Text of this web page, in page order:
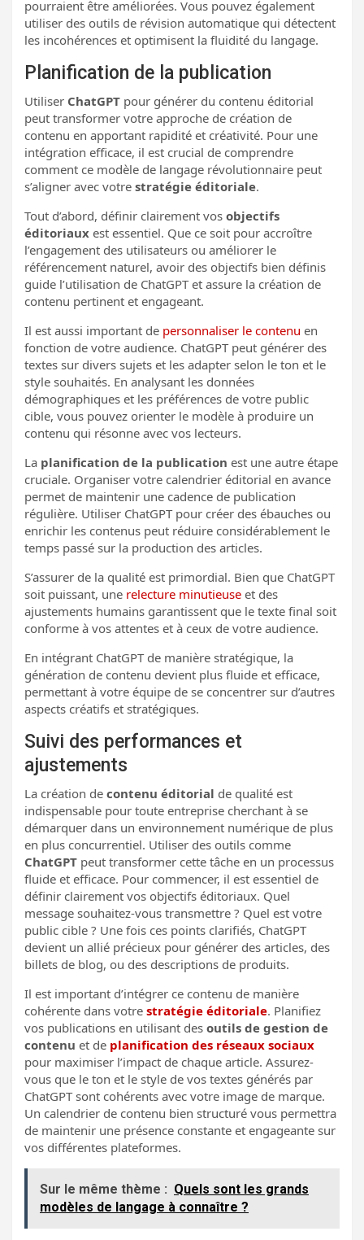
pourraient être améliorées. Vous pouvez également
utiliser des outils de révision automatique qui détectent
les incohérences et optimisent la fluidité du langage.
Planification de la publication
Utiliser ChatGPT pour générer du contenu éditorial
peut transformer votre approche de création de
contenu en apportant rapidité et créativité. Pour une
intégration efficace, il est crucial de comprendre
comment ce modèle de langage révolutionnaire peut
s’aligner avec votre stratégie éditoriale.
Tout d’abord, définir clairement vos objectifs
éditoriaux est essentiel. Que ce soit pour accroître
l’engagement des utilisateurs ou améliorer le
référencement naturel, avoir des objectifs bien définis
guide l’utilisation de ChatGPT et assure la création de
contenu pertinent et engageant.
Il est aussi important de personnaliser le contenu en
fonction de votre audience. ChatGPT peut générer des
textes sur divers sujets et les adapter selon le ton et le
style souhaités. En analysant les données
démographiques et les préférences de votre public
cible, vous pouvez orienter le modèle à produire un
contenu qui résonne avec vos lecteurs.
La planification de la publication est une autre étape
cruciale. Organiser votre calendrier éditorial en avance
permet de maintenir une cadence de publication
régulière. Utiliser ChatGPT pour créer des ébauches ou
enrichir les contenus peut réduire considérablement le
temps passé sur la production des articles.
S’assurer de la qualité est primordial. Bien que ChatGPT
soit puissant, une relecture minutieuse et des
ajustements humains garantissent que le texte final soit
conforme à vos attentes et à ceux de votre audience.
En intégrant ChatGPT de manière stratégique, la
génération de contenu devient plus fluide et efficace,
permettant à votre équipe de se concentrer sur d’autres
aspects créatifs et stratégiques.
Suivi des performances et
ajustements
La création de contenu éditorial de qualité est
indispensable pour toute entreprise cherchant à se
démarquer dans un environnement numérique de plus
en plus concurrentiel. Utiliser des outils comme
ChatGPT peut transformer cette tâche en un processus
fluide et efficace. Pour commencer, il est essentiel de
définir clairement vos objectifs éditoriaux. Quel
message souhaitez-vous transmettre ? Quel est votre
public cible ? Une fois ces points clarifiés, ChatGPT
devient un allié précieux pour générer des articles, des
billets de blog, ou des descriptions de produits.
Il est important d’intégrer ce contenu de manière
cohérente dans votre stratégie éditoriale. Planifiez
vos publications en utilisant des outils de gestion de
contenu et de planification des réseaux sociaux
pour maximiser l’impact de chaque article. Assurez-
vous que le ton et le style de vos textes générés par
ChatGPT sont cohérents avec votre image de marque.
Un calendrier de contenu bien structuré vous permettra
de maintenir une présence constante et engageante sur
vos différentes plateformes.
Sur le même thème : Quels sont les grands
modèles de langage à connaître ?